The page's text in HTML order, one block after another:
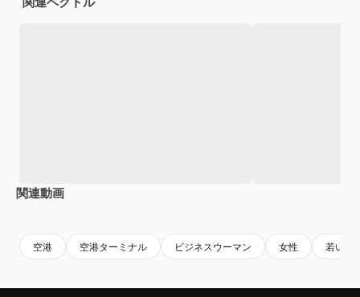
関連動画
空港 空港ターミナル ビジネスウーマン 女性 若い女